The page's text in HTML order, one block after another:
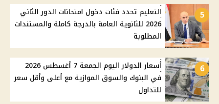
5
التعليم تحدد فئات دخول امتحانات الدور الثاني
2026 للثانوية العامة بالدرجة كاملة والمستندات
المطلوبة
6
أسعار الدولار اليوم الجمعة 7 أغسطس 2026
في البنوك والسوق الموازية مع أعلى وأقل سعر
للتداول